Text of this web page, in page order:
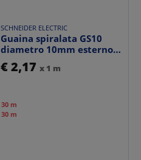
SCHNEIDER ELECTRIC
Guaina spiralata GS10
diametro 10mm esterno
14,7mm tipo 2311 per ...
€ 2,17 x 1 m
30 m
30 m